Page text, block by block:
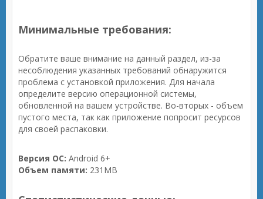
Минимальные требования:
Обратите ваше внимание на данный раздел, из-за
несоблюдения указанных требований обнаружится
проблема с установкой приложения. Для начала
определите версию операционной системы,
обновленной на вашем устройстве. Во-вторых - объем
пустого места, так как приложение попросит ресурсов
для своей распаковки.
Версия ОС: Android 6+
Объем памяти: 231MB